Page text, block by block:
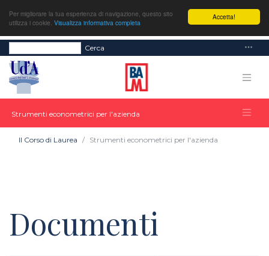
Accetta!
Per migliorare la tua esperienza di navigazione, questo sito
utilizza i cookie. Visualizza informativa completa
Cerca
Strumenti econometrici per l'azienda
Il Corso di Laurea Strumenti econometrici per l'azienda
Documenti